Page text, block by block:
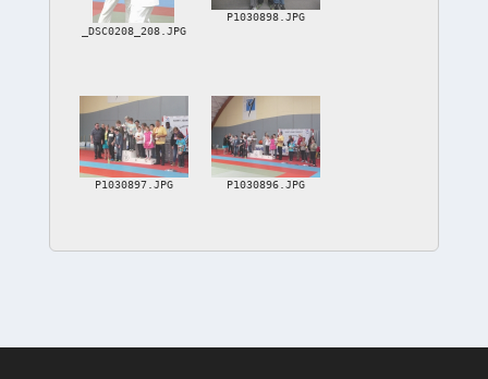
_DSC0208_208.JPG
P1030898.JPG
P1030897.JPG P1030896.JPG